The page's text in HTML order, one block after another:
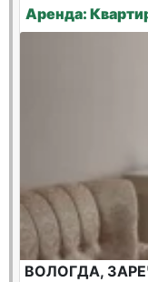
Аренда:
ВОЛОГДА,